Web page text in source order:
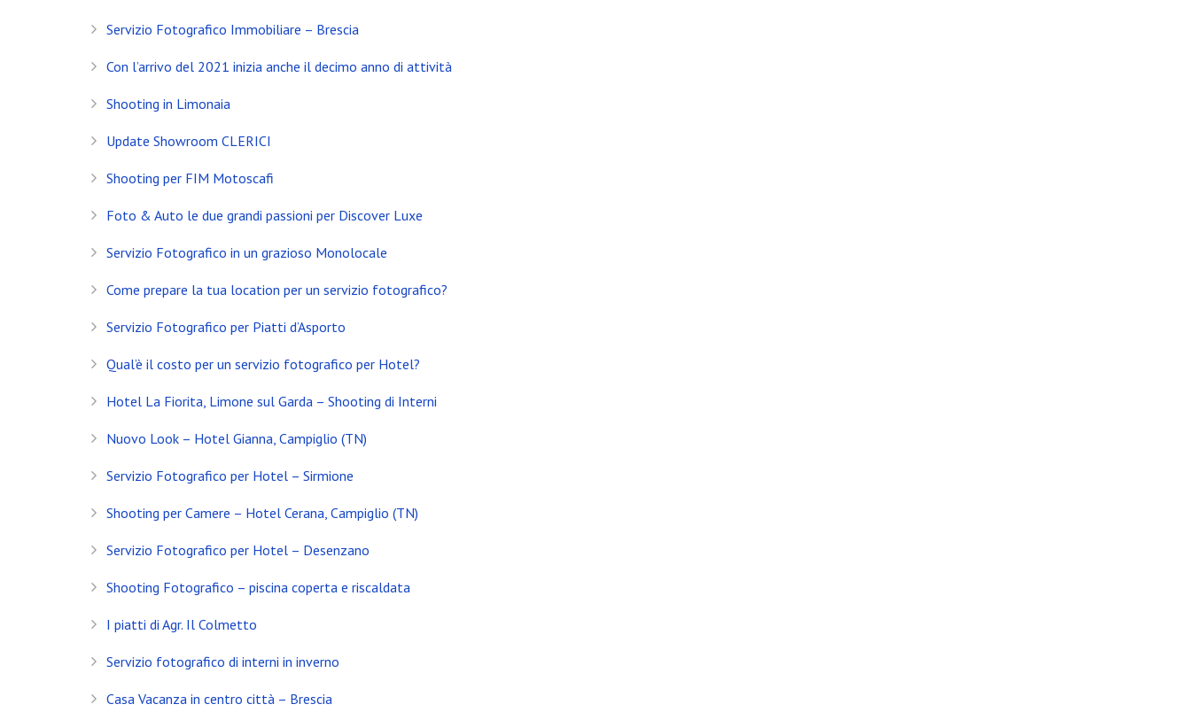
Servizio Fotografico Immobiliare – Brescia
Con l’arrivo del 2021 inizia anche il decimo anno di attività
Shooting in Limonaia
Update Showroom CLERICI
Shooting per FIM Motoscafi
Foto & Auto le due grandi passioni per Discover Luxe
Servizio Fotografico in un grazioso Monolocale
Come prepare la tua location per un servizio fotografico?
Servizio Fotografico per Piatti d’Asporto
Qual’è il costo per un servizio fotografico per Hotel?
Hotel La Fiorita, Limone sul Garda – Shooting di Interni
Nuovo Look – Hotel Gianna, Campiglio (TN)
Servizio Fotografico per Hotel – Sirmione
Shooting per Camere – Hotel Cerana, Campiglio (TN)
Servizio Fotografico per Hotel – Desenzano
Shooting Fotografico – piscina coperta e riscaldata
I piatti di Agr. Il Colmetto
Servizio fotografico di interni in inverno
Casa Vacanza in centro città – Brescia
INSTAGRAM